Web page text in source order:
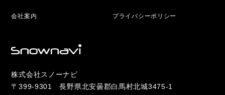
会社案内 プライバシーポリシー
株式会社スノーナビ
〒399-9301 長野県北安曇郡白馬村北城3475-1